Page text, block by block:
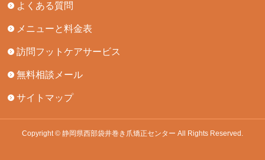
よくある質問
メニューと料金表
訪問フットケアサービス
無料相談メール
サイトマップ
Copyright © 静岡県西部袋井巻き爪矯正センター All Rights Reserved.